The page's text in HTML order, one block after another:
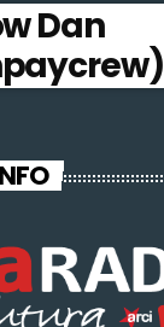
Dan